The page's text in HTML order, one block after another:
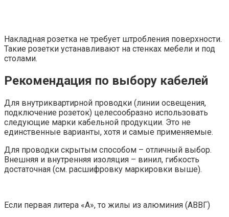
Накладная розетка не требует штробления поверхности.
Такие розетки устанавливают на стенках мебели и под
столами.
Рекомендация по выбору кабелей
Для внутриквартирной проводки (линии освещения,
подключение розеток) целесообразно использовать
следующие марки кабельной продукции. Это не
единственные варианты, хотя и самые применяемые.
Для проводки скрытым способом – отличный выбор.
Внешняя и внутренняя изоляция – винил, гибкость
достаточная (см. расшифровку маркировки выше).
Если первая литера «А», то жилы из алюминия (АВВГ)